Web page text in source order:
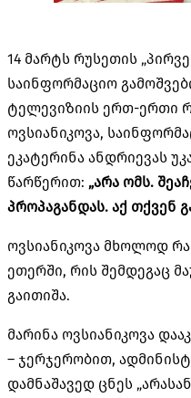
14 მარტს რუსეთის
საინფორმაციო
ტელევიზიის ერთ-ერთი
ოვსიანიკოვა,
ეკატერინა ანდრიევას
წარწერით: „არა ომს.
პროპაგანდას. აქ თქვენ
ოვსიანიკოვა მხოლოდ
ეთერში, რის შემდეგაც
გაითიშა.
მარინა ოვსიანიკოვა
– ჯერჯერობით,
დამნაშავედ ცნეს